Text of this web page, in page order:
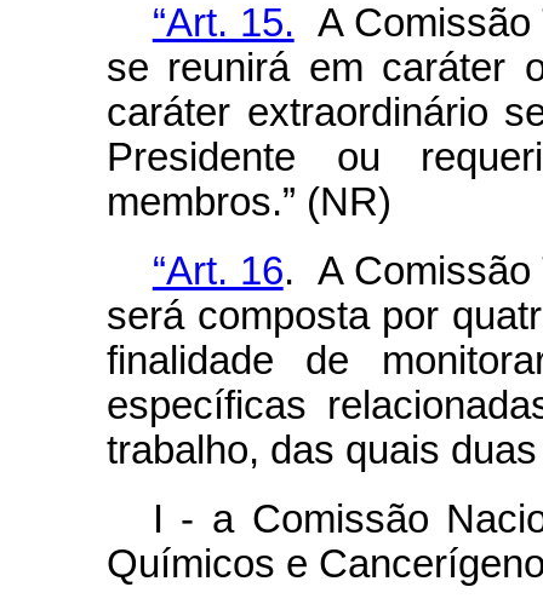
“Art. 15. A Comissão
se reunirá em caráter
caráter extraordinário
Presidente ou
membros.” (NR)
“Art. 16. A Comissão
será composta por
finalidade de
específicas
trabalho, das quais
I - a Comissão
Químicos e